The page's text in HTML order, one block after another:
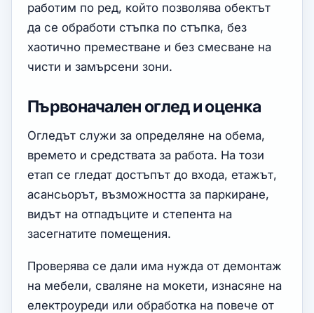
работим по ред, който позволява обектът
да се обработи стъпка по стъпка, без
хаотично преместване и без смесване на
чисти и замърсени зони.
Първоначален оглед и оценка
Огледът служи за определяне на обема,
времето и средствата за работа. На този
етап се гледат достъпът до входа, етажът,
асансьорът, възможността за паркиране,
видът на отпадъците и степента на
засегнатите помещения.
Проверява се дали има нужда от демонтаж
на мебели, сваляне на мокети, изнасяне на
електроуреди или обработка на повече от